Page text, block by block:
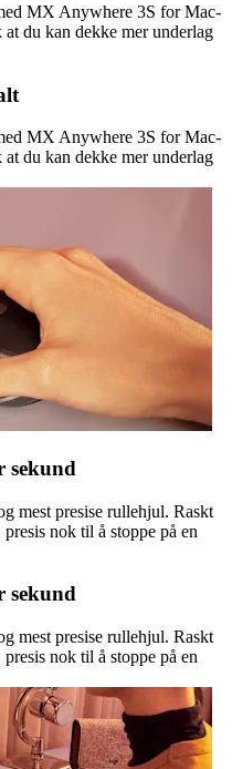
MX Anywhere 3S for Mac-
du kan dekke mer underlag
MX Anywhere 3S for Mac-
du kan dekke mer underlag
sekund
mest presise rullehjul. Raskt
nok til å stoppe på en
sekund
mest presise rullehjul. Raskt
nok til å stoppe på en